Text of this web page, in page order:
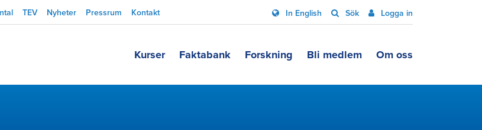
TEV Nyheter Pressrum Kontakt In English Sök Logga in
Kurser Faktabank Forskning Bli medlem Om oss